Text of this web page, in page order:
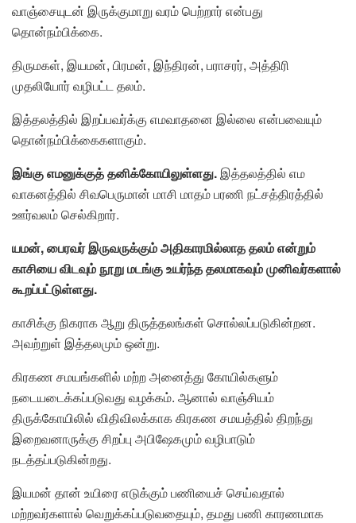
வாஞ்சையுடன் இருக்குமாறு வரம் பெற்றார் என்பது
தொன்நம்பிக்கை.
திருமகள், இயமன், பிரமன், இந்திரன், பராசரர், அத்திரி
முதலியோர் வழிபட்ட தலம்.
இத்தலத்தில் இறப்பவர்க்கு எமவாதனை இல்லை என்பவையும்
தொன்நம்பிக்கைகளாகும்.
இங்கு எமனுக்குத் தனிக்கோயிலுள்ளது. இத்தலத்தில் எம
வாகனத்தில் சிவபெருமான் மாசி மாதம் பரணி நட்சத்திரத்தில்
ஊர்வலம் செல்கிறார்.
யமன், பைரவர் இருவருக்கும் அதிகாரமில்லாத தலம் என்றும்
காசியை விடவும் நூறு மடங்கு உயர்ந்த தலமாகவும் முனிவர்களால்
கூறப்பட்டுள்ளது.
காசிக்கு நிகராக ஆறு திருத்தலங்கள் சொல்லப்படுகின்றன.
அவற்றுள் இத்தலமும் ஒன்று.
கிரகண சமயங்களில் மற்ற அனைத்து கோயில்களும்
நடையடைக்கப்படுவது வழக்கம். ஆனால் வாஞ்சியம்
திருக்கோயிலில் விதிவிலக்காக கிரகண சமயத்தில் திறந்து
இறைவனாருக்கு சிறப்பு அபிஷேகமும் வழிபாடும்
நடத்தப்படுகின்றது.
இயமன் தான் உயிரை எடுக்கும் பணியைச் செய்வதால்
மற்றவர்களால் வெறுக்கப்படுவதையும், தமது பணி காரணமாக